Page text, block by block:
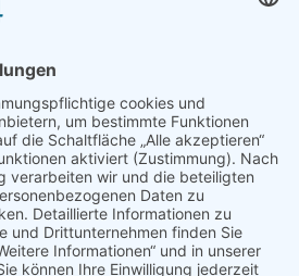
Baum. Alle Rechte vorbehalten.